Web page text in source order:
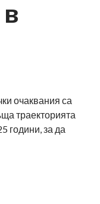
очаквания са
траекторията
години, за да